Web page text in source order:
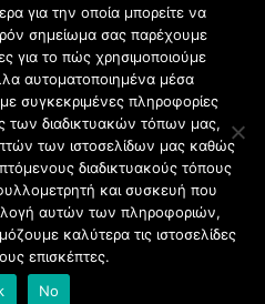
Σχολείο Κερατέας. Created by:
για την οποία μπορείτε να
σημείωμα σας παρέχουμε
για το πώς χρησιμοποιούμε
αυτοματοποιημένα μέσα
συγκεκριμένες πληροφορίες
των διαδικτυακών τόπων μας,
των ιστοσελίδων μας καθώς
διαδικτυακούς τόπους
και συσκευή που
αυτών των πληροφοριών,
καλύτερα τις ιστοσελίδες
επισκέπτες.
No